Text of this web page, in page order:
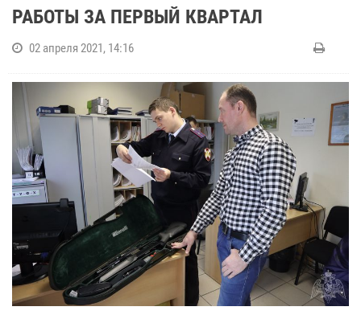
РАБОТЫ ЗА ПЕРВЫЙ КВАРТАЛ
02 апреля 2021, 14:16